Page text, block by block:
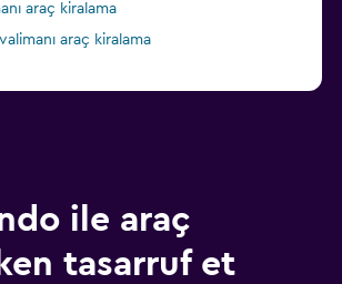
araç kiralama
araç kiralama
ile araç
tasarruf et